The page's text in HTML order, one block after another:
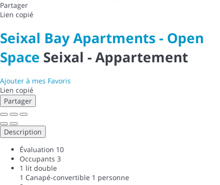
Partager
Lien copié
Seixal Bay Apartments - Open
Space Seixal -Appartement
Ajouter à mes Favoris
Lien copié
Partager
Description
Évaluation 10
Occupants 3
1 lit double
1 Canapé-convertible 1 personne